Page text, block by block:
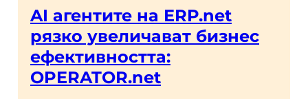
AI агентите на ERP.net
рязко увеличават бизнес
ефективността:
OPERATOR.net